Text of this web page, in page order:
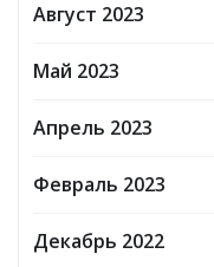
Август 2023
Май 2023
Апрель 2023
Февраль 2023
Декабрь 2022